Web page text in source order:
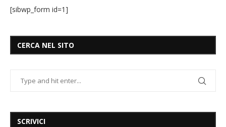
[sibwp_form id=1]
CERCA NEL SITO
SCRIVICI